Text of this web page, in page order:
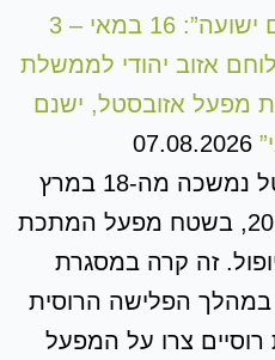
“אנו מבקשים מכם ישועה”: 16 במאי – 3
אזוב יהודי לממשלת
מפעל אזובסטל, ישנם
07.08.2026
ההגנה על אזובסטל נמשכה מה-18 במרץ
עד ה-16 במאי 2022, בשטח מפעל המתכת
זה קרה במסגרת
במהלך הפלישה הרוסית
רוסיים צרו על המפעל